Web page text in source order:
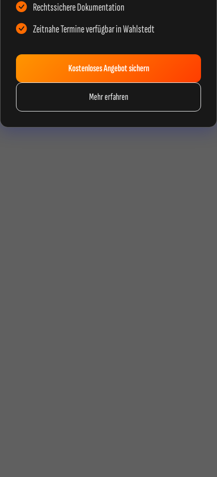
Rechtssichere Dokumentation
Zeitnahe Termine verfügbar in Wahlstedt
Kostenloses Angebot sichern
Mehr erfahren